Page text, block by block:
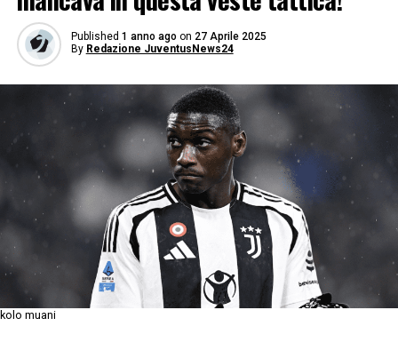
Published 1 anno ago on 27 Aprile 2025
By Redazione JuventusNews24
kolo muani